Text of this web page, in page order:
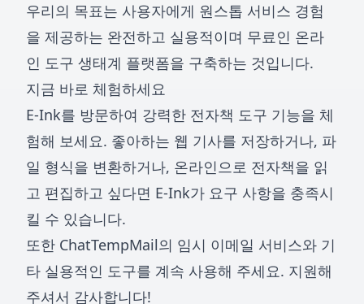
우리의 목표는 사용자에게 원스톱 서비스 경험
을 제공하는 완전하고 실용적이며 무료인 온라
인 도구 생태계 플랫폼을 구축하는 것입니다.
지금 바로 체험하세요
E-Ink를 방문하여 강력한 전자책 도구 기능을 체
험해 보세요. 좋아하는 웹 기사를 저장하거나, 파
일 형식을 변환하거나, 온라인으로 전자책을 읽
고 편집하고 싶다면 E-Ink가 요구 사항을 충족시
킬 수 있습니다.
또한 ChatTempMail의 임시 이메일 서비스와 기
타 실용적인 도구를 계속 사용해 주세요. 지원해
주셔서 감사합니다!